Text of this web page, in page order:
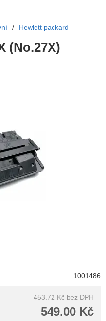
/ Hewlett packard
(No.27X)
1001486
453.72 Kč bez DPH
549.00 Kč